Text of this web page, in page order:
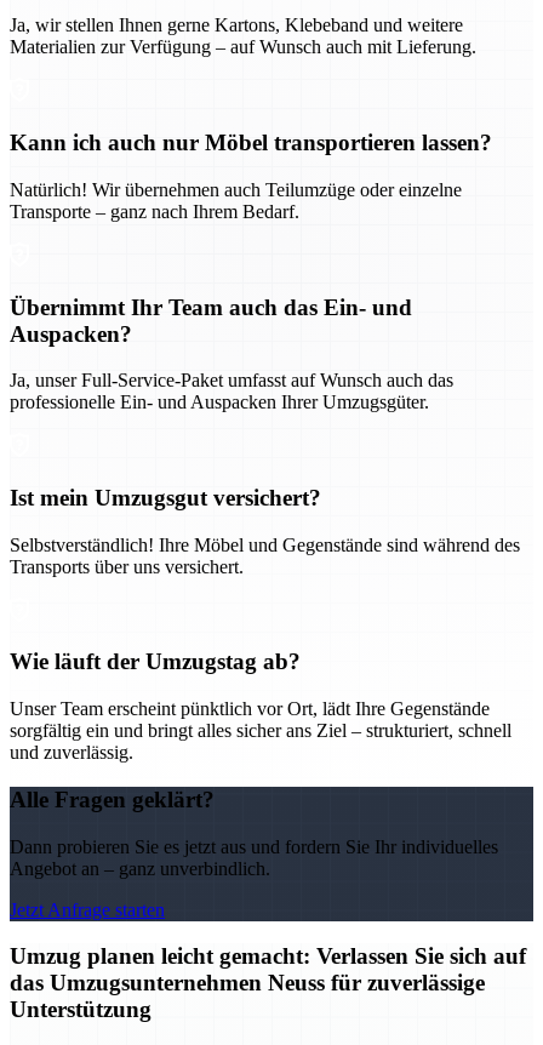
Ja, wir stellen Ihnen gerne Kartons, Klebeband und weitere
Materialien zur Verfügung – auf Wunsch auch mit Lieferung.
Kann ich auch nur Möbel transportieren lassen?
Natürlich! Wir übernehmen auch Teilumzüge oder einzelne
Transporte – ganz nach Ihrem Bedarf.
Übernimmt Ihr Team auch das Ein- und
Auspacken?
Ja, unser Full-Service-Paket umfasst auf Wunsch auch das
professionelle Ein- und Auspacken Ihrer Umzugsgüter.
Ist mein Umzugsgut versichert?
Selbstverständlich! Ihre Möbel und Gegenstände sind während des
Transports über uns versichert.
Wie läuft der Umzugstag ab?
Unser Team erscheint pünktlich vor Ort, lädt Ihre Gegenstände
sorgfältig ein und bringt alles sicher ans Ziel – strukturiert, schnell
und zuverlässig.
Alle Fragen geklärt?
Dann probieren Sie es jetzt aus und fordern Sie Ihr individuelles
Angebot an – ganz unverbindlich.
Jetzt Anfrage starten
Umzug planen leicht gemacht: Verlassen Sie sich auf
das Umzugsunternehmen Neuss für zuverlässige
Unterstützung